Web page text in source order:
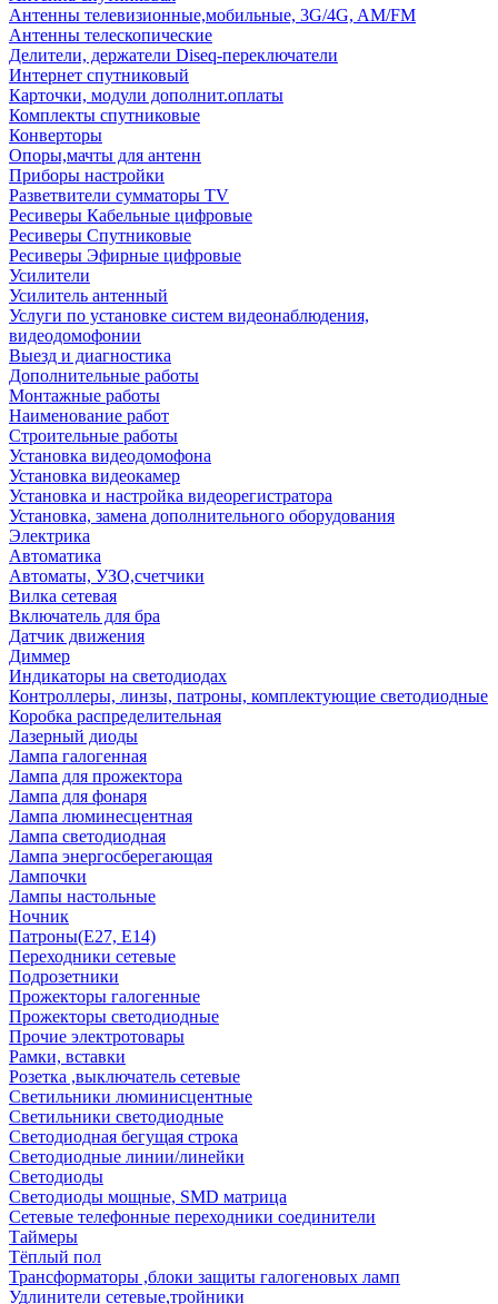
Антенны телевизионные,мобильные, 3G/4G, AM/FM
Антенны телескопические
Делители, держатели Diseq-переключатели
Интернет спутниковый
Карточки, модули дополнит.оплаты
Комплекты спутниковые
Конверторы
Опоры,мачты для антенн
Приборы настройки
Разветвители сумматоры TV
Ресиверы Кабельные цифровые
Ресиверы Спутниковые
Ресиверы Эфирные цифровые
Усилители
Усилитель антенный
Услуги по установке систем видеонаблюдения,
видеодомофонии
Выезд и диагностика
Дополнительные работы
Монтажные работы
Наименование работ
Строительные работы
Установка видеодомофона
Установка видеокамер
Установка и настройка видеорегистратора
Установка, замена дополнительного оборудования
Электрика
Автоматика
Автоматы, УЗО,счетчики
Вилка сетевая
Включатель для бра
Датчик движения
Диммер
Индикаторы на светодиодах
Контроллеры, линзы, патроны, комплектующие светодиодные
Коробка распределительная
Лазерный диоды
Лампа галогенная
Лампа для прожектора
Лампа для фонаря
Лампа люминесцентная
Лампа светодиодная
Лампа энергосберегающая
Лампочки
Лампы настольные
Ночник
Патроны(Е27, Е14)
Переходники сетевые
Подрозетники
Прожекторы галогенные
Прожекторы светодиодные
Прочие электротовары
Рамки, вставки
Розетка ,выключатель сетевые
Светильники люминисцентные
Светильники светодиодные
Светодиодная бегущая строка
Светодиодные линии/линейки
Светодиоды
Светодиоды мощные, SMD матрица
Сетевые телефонные переходники соединители
Таймеры
Тёплый пол
Трансформаторы ,блоки защиты галогеновых ламп
Удлинители сетевые,тройники